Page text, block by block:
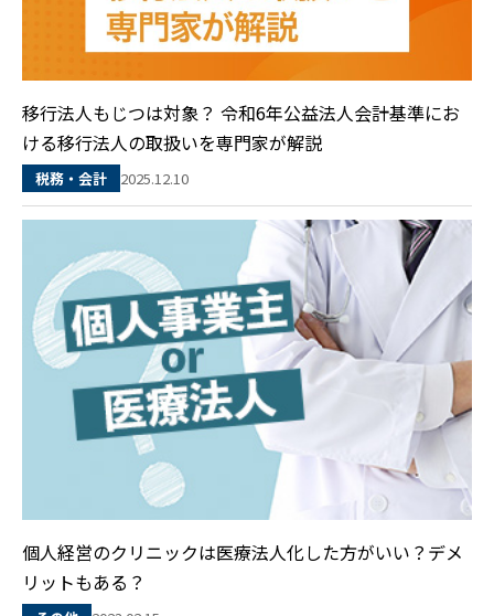
移行法人もじつは対象？ 令和6年公益法人会計基準にお
ける移行法人の取扱いを専門家が解説
税務・会計 2025.12.10
個人経営のクリニックは医療法人化した方がいい？デメ
リットもある？